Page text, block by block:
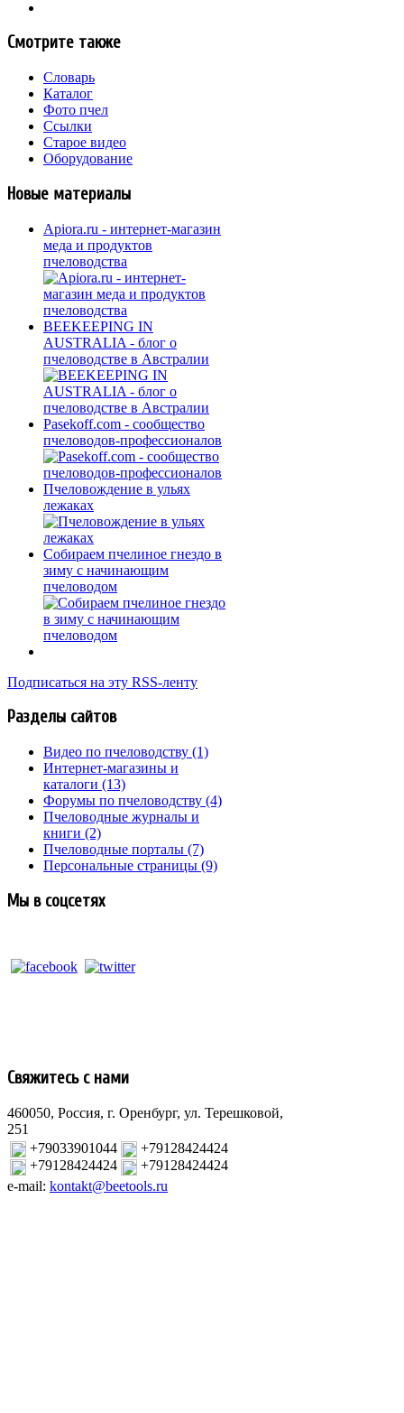
Смотрите также
Словарь
Каталог
Фото пчел
Ссылки
Старое видео
Оборудование
Новые материалы
Apiora.ru - интернет-магазин
меда и продуктов
пчеловодства
BEEKEEPING IN
AUSTRALIA - блог о
пчеловодстве в Австралии
Pasekoff.com - сообщество
пчеловодов-профессионалов
Пчеловождение в ульях
лежаках
Собираем пчелиное гнездо в
зиму с начинающим
пчеловодом
Подписаться на эту RSS-ленту
Разделы сайтов
Видео по пчеловодству (1)
Интернет-магазины и
каталоги (13)
Форумы по пчеловодству (4)
Пчеловодные журналы и
книги (2)
Пчеловодные порталы (7)
Персональные страницы (9)
Мы в соцсетях
Свяжитесь с нами
460050, Россия, г. Оренбург, ул. Терешковой,
251
+79033901044
+79128424424
+79128424424
+79128424424
e-mail: kontakt@beetools.ru